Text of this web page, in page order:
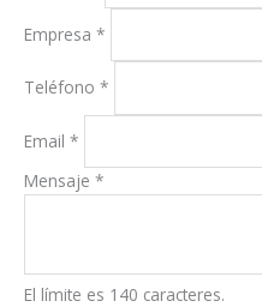
Empresa *
Teléfono *
Email *
Mensaje *
El límite es 140 caracteres.